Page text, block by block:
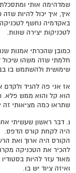
שמדהימה אותי ומתסכלת
איך, איך יכול להיות
באקדמיה נחשף
לטכניקות יצירה שונות.
כמובן שהכרתי אמנות
חלמתי שזה משהו שיכול
שימושית ולהשתמש בו
אז אני פה להגיד ולקדם
הוא קל והוא ממש פלא.
שתראו כמה מציאותי זה
1. דבר ראשון שעשיתי
היה לקחת קורס הדפס.
הקורס היה ארוך ואת
להכיר את הטכניקה
מאוד עזר להיות
ואיזה ציוד יש בו.